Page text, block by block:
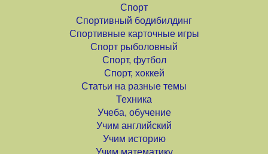
Спорт
Спортивный бодибилдинг
Спортивные карточные игры
Спорт рыболовный
Спорт, футбол
Спорт, хоккей
Статьи на разные темы
Техника
Учеба, обучение
Учим английский
Учим историю
Учим математику